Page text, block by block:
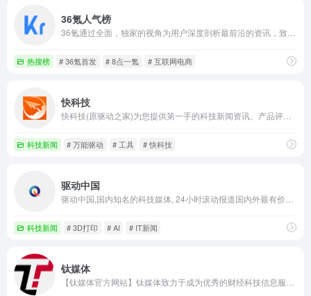
36氪人气榜
热搜榜 # 36氪首发 # 8点一氪 # 互联网电商
快科技
科技新闻 # 万能驱动 # 工具 # 快科技
驱动中国
科技新闻 # 3D打印 # AI # IT新闻
钛媒体